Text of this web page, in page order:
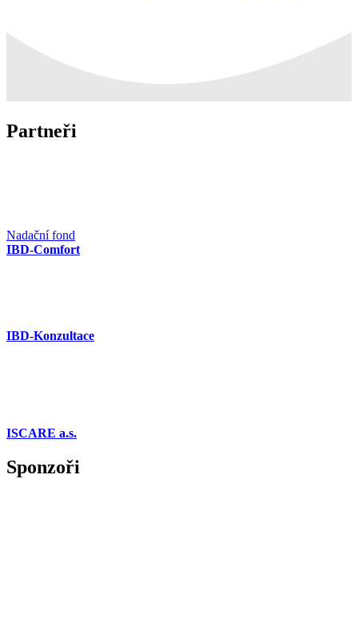
Partneři
Nadační fond
IBD-Comfort
IBD-Konzultace
ISCARE a.s.
Sponzoři